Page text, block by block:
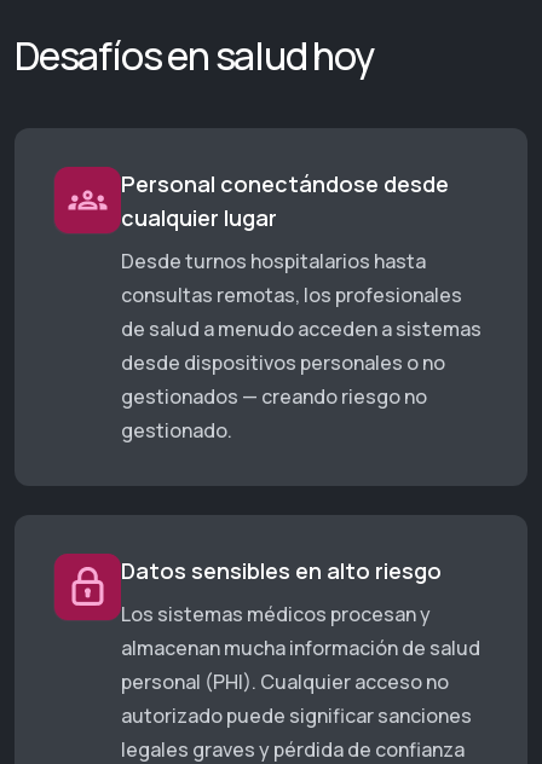
Desafíos en salud hoy
Personal conectándose desde
cualquier lugar
Desde turnos hospitalarios hasta
consultas remotas, los profesionales
de salud a menudo acceden a sistemas
desde dispositivos personales o no
gestionados — creando riesgo no
gestionado.
Datos sensibles en alto riesgo
Los sistemas médicos procesan y
almacenan mucha información de salud
personal (PHI). Cualquier acceso no
autorizado puede significar sanciones
legales graves y pérdida de confianza